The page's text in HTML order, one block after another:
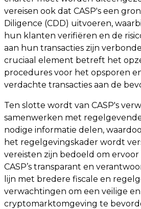
vereisen ook dat CASP's een
Diligence (CDD) uitvoeren,
hun klanten verifiëren en de
aan hun transacties zijn
cruciaal element betreft het
procedures voor het opsporen
verdachte transacties aan de
Ten slotte wordt van CASP's
samenwerken met
nodige informatie delen,
het regelgevingskader wordt
vereisten zijn bedoeld om
CASP’s transparant en
lijn met bredere fiscale en
verwachtingen om een veilige
cryptomarktomgeving te